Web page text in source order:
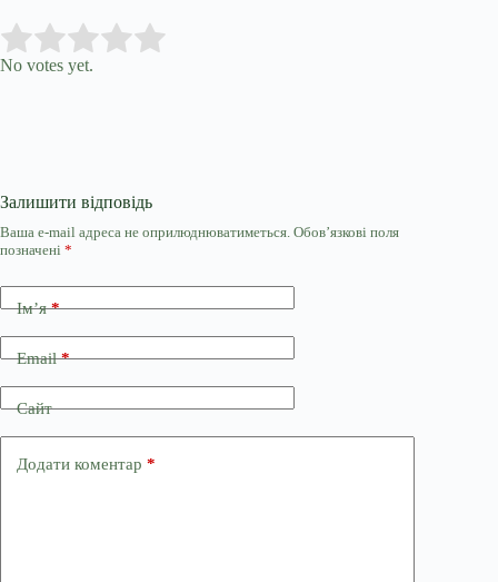
Rate this item:
No votes yet.
Залишити відповідь
Ваша e-mail адреса не оприлюднюватиметься. Обов’язкові поля
позначені *
Ім’я*
Email*
Сайт
Додати коментар *